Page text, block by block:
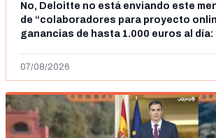
No, Deloitte no está enviando este
de “colaboradores para proyecto
ganancias de hasta 1.000 euros al día:
07/08/2026